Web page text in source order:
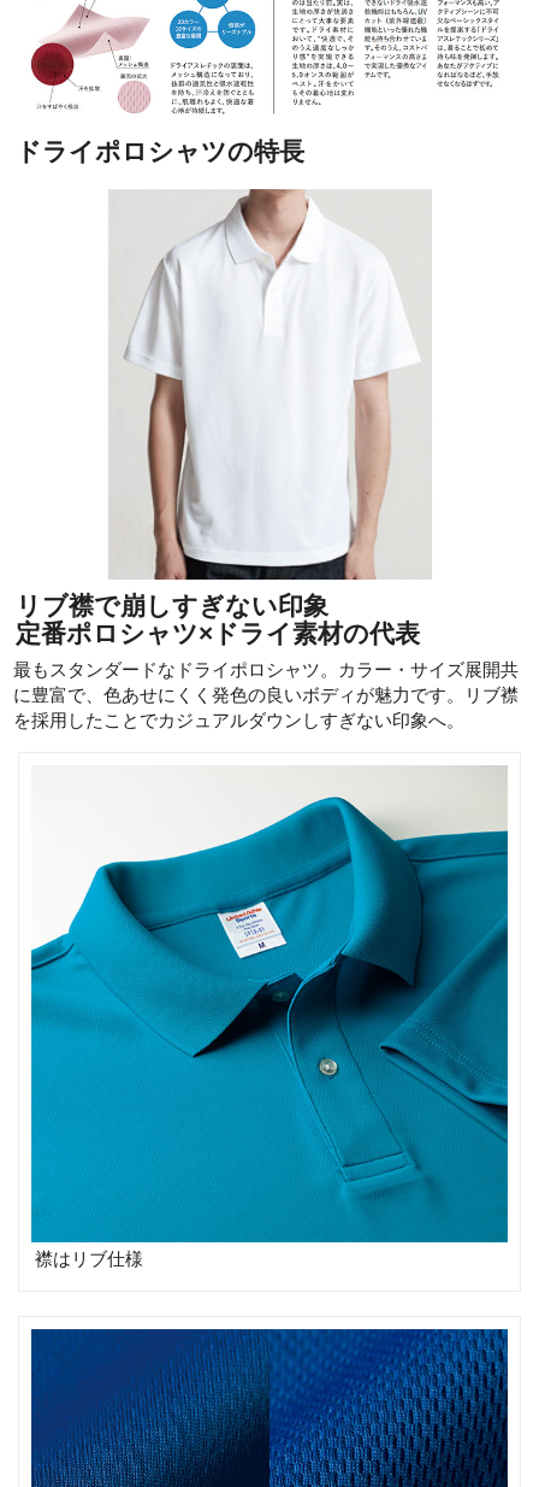
ドライポロシャツの特長
リブ襟で崩しすぎない印象
定番ポロシャツ×ドライ素材の代表
最もスタンダードなドライポロシャツ。カラー・サイズ展開共
に豊富で、色あせにくく発色の良いボディが魅力です。リブ襟
を採用したことでカジュアルダウンしすぎない印象へ。
襟はリブ仕様